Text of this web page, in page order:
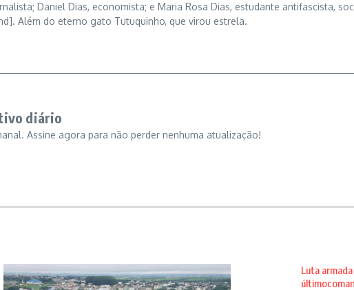
Daniel Dias, economista; e Maria Rosa Dias, estudante antifascista,
Além do eterno gato Tutuquinho, que virou estrela.
diário
Assine agora para não perder nenhuma atualização!
Luta